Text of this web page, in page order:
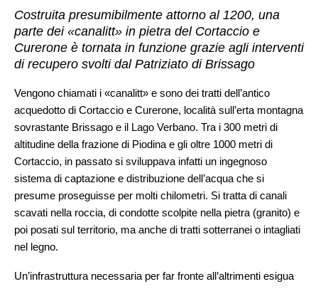
Costruita presumibilmente attorno al 1200, una
parte dei «canalitt» in pietra del Cortaccio e
Curerone è tornata in funzione grazie agli interventi
di recupero svolti dal Patriziato di Brissago
Vengono chiamati i «canalitt» e sono dei tratti dell’antico
acquedotto di Cortaccio e Curerone, località sull’erta montagna
sovrastante Brissago e il Lago Verbano. Tra i 300 metri di
altitudine della frazione di Piodina e gli oltre 1000 metri di
Cortaccio, in passato si sviluppava infatti un ingegnoso
sistema di captazione e distribuzione dell’acqua che si
presume proseguisse per molti chilometri. Si tratta di canali
scavati nella roccia, di condotte scolpite nella pietra (granito) e
poi posati sul territorio, ma anche di tratti sotterranei o intagliati
nel legno.
Un’infrastruttura necessaria per far fronte all’altrimenti esigua